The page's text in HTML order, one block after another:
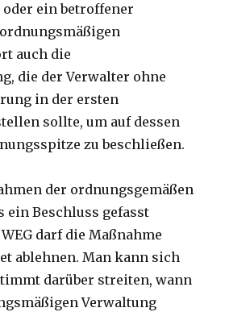
ein betroffener
auch die
die der Verwalter ohne
in der ersten
sollte, um auf dessen
zu beschließen.
der ordnungsgemäßen
ein Beschluss gefasst
darf die Maßnahme
ablehnen. Man kann sich
darüber streiten, wann
Verwaltung